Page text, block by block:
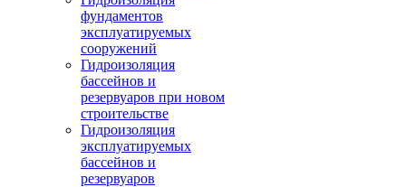
фундаментов
эксплуатируемых
сооружений
Гидроизоляция
бассейнов и
резервуаров при новом
строительстве
Гидроизоляция
эксплуатируемых
бассейнов и
резервуаров